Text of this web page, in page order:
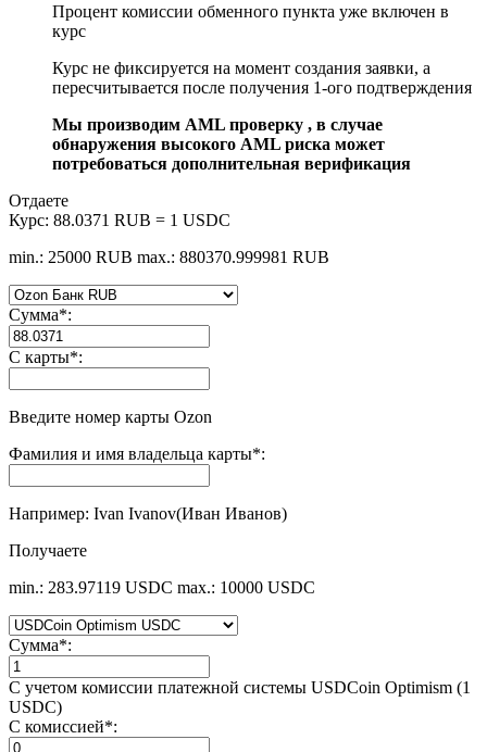
Процент комиссии обменного пункта уже включен в
курс
Курс не фиксируется на момент создания заявки, а
пересчитывается после получения 1-ого подтверждения
Мы производим AML проверку , в случае
обнаружения высокого AML риска может
потребоваться дополнительная верификация
Отдаете
Курс: 88.0371 RUB = 1 USDC
min.: 25000 RUB max.: 880370.999981 RUB
Сумма*:
С карты*:
Введите номер карты Ozon
Фамилия и имя владельца карты*:
Например: Ivan Ivanov(Иван Иванов)
Получаете
min.: 283.97119 USDC max.: 10000 USDC
Сумма*:
С учетом комиссии платежной системы USDCoin Optimism (1
USDC)
С комиссией*: